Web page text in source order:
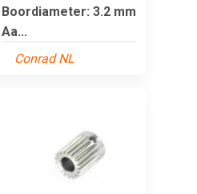
Boordiameter: 3.2 mm
Aa...
Conrad NL